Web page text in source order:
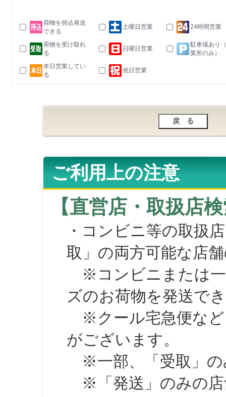
荷物を持込発送
できる
土曜日営業 24時間営業
荷物を受け取れ
る
日曜日営業
駐車場あり
業所のみ）
本日営業してい
る
祝日営業
ご利用上の注意
【直営店・取扱店
・コンビニ等の取扱
取」の両方可能な店
※コンビニまたは一
ズのお荷物を発送で
※クール宅急便など
がございます。
※一部、「受取」の
※「発送」のみの店